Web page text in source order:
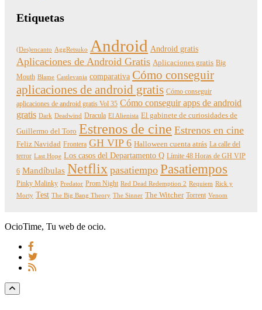
Etiquetas
(Des)encanto AggRetsuko Android Android gratis
Aplicaciones de Android Gratis Aplicaciones gratis Big
Mouth Blame Castlevania comparativa Cómo conseguir
aplicaciones de android gratis Cómo conseguir
aplicaciones de android gratis Vol 35 Cómo conseguir apps de android
gratis Dark Deadwind Dracula El Alienista El gabinete de curiosidades de
Guillermo del Toro Estrenos de cine Estrenos en cine
Feliz Navidad Frontera GH VIP 6 Halloween cuenta atrás La calle del
terror Last Hope Los casos del Departamento Q Límite 48 Horas de GH VIP
6 Mandíbulas Netflix pasatiempo Pasatiempos
Pinky Malinky Predator Prom Night Red Dead Redemption 2 Requiem Rick y
Morty Test The Big Bang Theory The Sinner The Witcher Torrent Venom
OcioTime, Tu web de ocio.